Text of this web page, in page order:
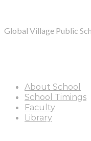
Global Village Public
About School
School Timings
Faculty
Library